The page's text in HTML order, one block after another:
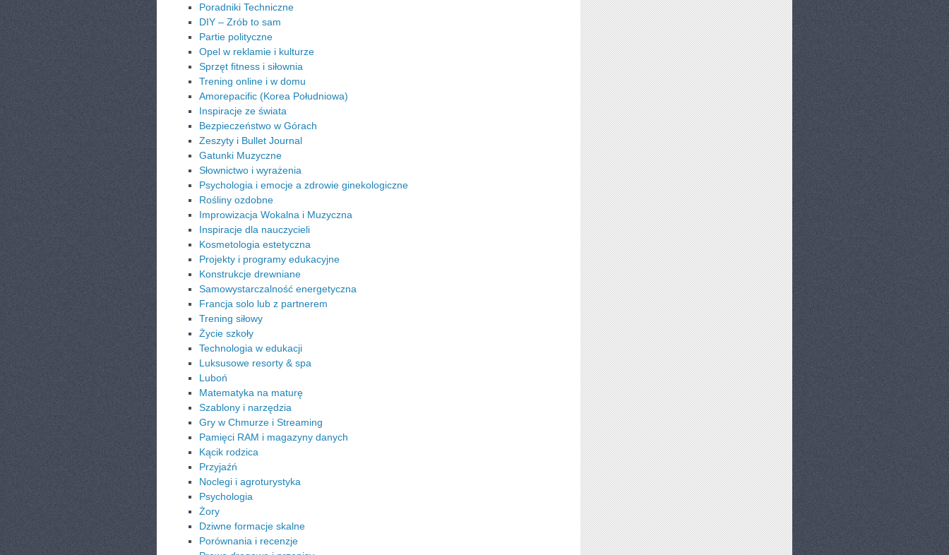
Poradniki Techniczne
DIY – Zrób to sam
Partie polityczne
Opel w reklamie i kulturze
Sprzęt fitness i siłownia
Trening online i w domu
Amorepacific (Korea Południowa)
Inspiracje ze świata
Bezpieczeństwo w Górach
Zeszyty i Bullet Journal
Gatunki Muzyczne
Słownictwo i wyrażenia
Psychologia i emocje a zdrowie ginekologiczne
Rośliny ozdobne
Improwizacja Wokalna i Muzyczna
Inspiracje dla nauczycieli
Kosmetologia estetyczna
Projekty i programy edukacyjne
Konstrukcje drewniane
Samowystarczalność energetyczna
Francja solo lub z partnerem
Trening siłowy
Życie szkoły
Technologia w edukacji
Luksusowe resorty & spa
Luboń
Matematyka na maturę
Szablony i narzędzia
Gry w Chmurze i Streaming
Pamięci RAM i magazyny danych
Kącik rodzica
Przyjaźń
Noclegi i agroturystyka
Psychologia
Żory
Dziwne formacje skalne
Porównania i recenzje